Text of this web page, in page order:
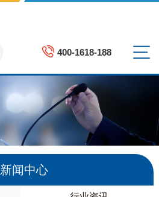
400-1618-188
新闻中心